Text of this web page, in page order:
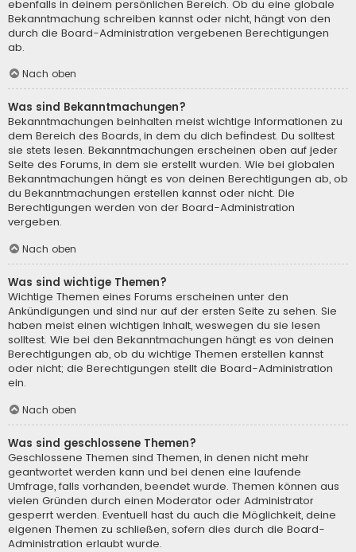
ebenfalls in deinem persönlichen Bereich. Ob du eine globale
Bekanntmachung schreiben kannst oder nicht, hängt von den
durch die Board-Administration vergebenen Berechtigungen
ab.
Nach oben
Was sind Bekanntmachungen?
Bekanntmachungen beinhalten meist wichtige Informationen zu
dem Bereich des Boards, in dem du dich befindest. Du solltest
sie stets lesen. Bekanntmachungen erscheinen oben auf jeder
Seite des Forums, in dem sie erstellt wurden. Wie bei globalen
Bekanntmachungen hängt es von deinen Berechtigungen ab, ob
du Bekanntmachungen erstellen kannst oder nicht. Die
Berechtigungen werden von der Board-Administration
vergeben.
Nach oben
Was sind wichtige Themen?
Wichtige Themen eines Forums erscheinen unter den
Ankündigungen und sind nur auf der ersten Seite zu sehen. Sie
haben meist einen wichtigen Inhalt, weswegen du sie lesen
solltest. Wie bei den Bekanntmachungen hängt es von deinen
Berechtigungen ab, ob du wichtige Themen erstellen kannst
oder nicht; die Berechtigungen stellt die Board-Administration
ein.
Nach oben
Was sind geschlossene Themen?
Geschlossene Themen sind Themen, in denen nicht mehr
geantwortet werden kann und bei denen eine laufende
Umfrage, falls vorhanden, beendet wurde. Themen können aus
vielen Gründen durch einen Moderator oder Administrator
gesperrt werden. Eventuell hast du auch die Möglichkeit, deine
eigenen Themen zu schließen, sofern dies durch die Board-
Administration erlaubt wurde.